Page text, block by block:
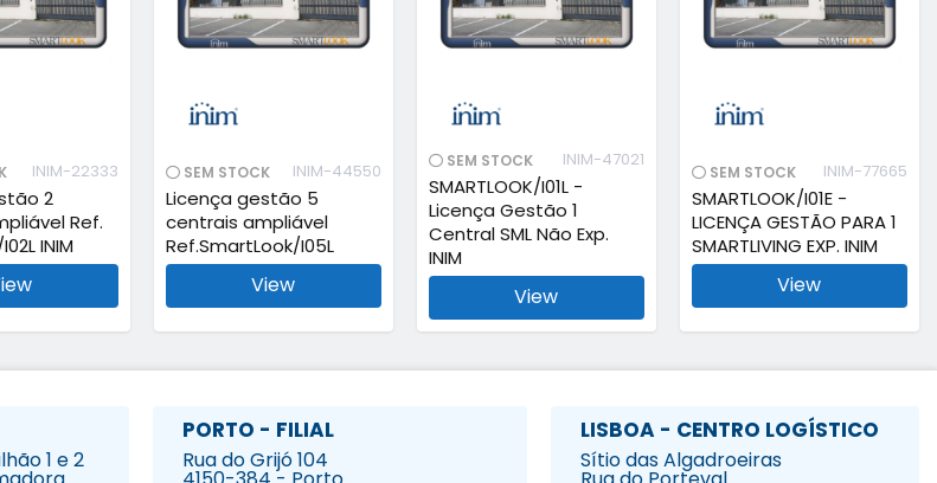
INIM-22333
2
Ref.
INIM
SEM STOCK INIM-44550
Licença gestão 5
centrais ampliável
Ref.SmartLook/I05L
View
SEM STOCK INIM-47021
SMARTLOOK/I01L -
Licença Gestão 1
Central SML Não Exp.
INIM
View
SEM STOCK INIM-77665
SMARTLOOK/I01E -
LICENÇA GESTÃO PARA 1
SMARTLIVING EXP. INIM
View
1 e 2
PORTO - FILIAL
Rua do Grijó 104
LISBOA - CENTRO LOGÍSTICO
Sítio das Algadroeiras